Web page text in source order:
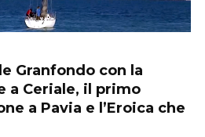
Granfondo con la
a Ceriale, il primo
a Pavia e l’Eroica che